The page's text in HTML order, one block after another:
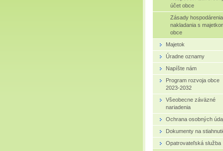
účet obce
Zásady
nakladania s
obce
Majetok
Úradne oznamy
Napíšte nám
Program rozvoja obce
2023-2032
Všeobecne záväzné
nariadenia
Ochrana osobných
Dokumenty na
Opatrovateľská služba